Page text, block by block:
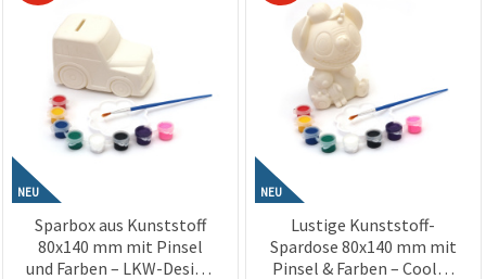
NEU
Sparbox aus Kunststoff
80x140 mm mit Pinsel
und Farben – LKW-Design
NEU
Lustige Kunststoff-
Spardose 80x140 mm mit
Pinsel & Farben – Cooles